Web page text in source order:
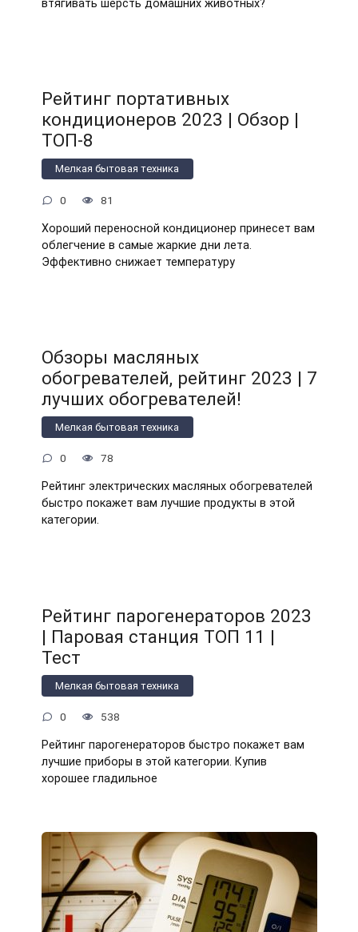
втягивать шерсть домашних животных?
Рейтинг портативных
кондиционеров 2023 | Обзор |
ТОП-8
Мелкая бытовая техника
0 81
Хороший переносной кондиционер принесет вам
облегчение в самые жаркие дни лета.
Эффективно снижает температуру
Обзоры масляных
обогревателей, рейтинг 2023 | 7
лучших обогревателей!
Мелкая бытовая техника
0 78
Рейтинг электрических масляных обогревателей
быстро покажет вам лучшие продукты в этой
категории.
Рейтинг парогенераторов 2023
| Паровая станция ТОП 11 |
Тест
Мелкая бытовая техника
0 538
Рейтинг парогенераторов быстро покажет вам
лучшие приборы в этой категории. Купив
хорошее гладильное